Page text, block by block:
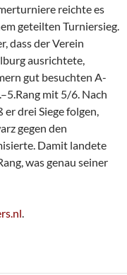
reichte es
geteilten Turniersieg.
dass der Verein
ausrichtete,
gut besuchten A-
mit 5/6. Nach
drei Siege folgen,
gegen den
Damit landete
was genau seiner
.